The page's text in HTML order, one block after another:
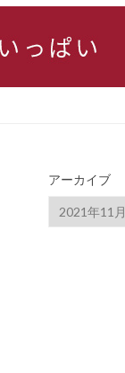
アーカイブ
ア
ー